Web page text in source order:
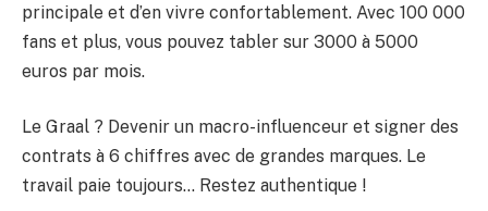
principale et d’en vivre confortablement. Avec 100 000
fans et plus, vous pouvez tabler sur 3000 à 5000
euros par mois.
Le Graal ? Devenir un macro-influenceur et signer des
contrats à 6 chiffres avec de grandes marques. Le
travail paie toujours… Restez authentique !